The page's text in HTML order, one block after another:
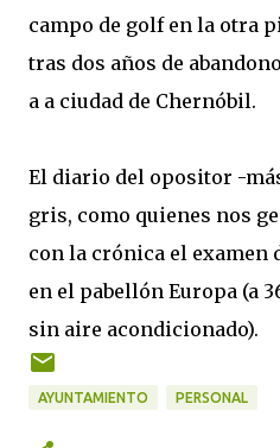
campo de golf en la otra
tras dos años de
a a ciudad de Chernóbil.
El diario del opositor -
gris, como quienes nos
con la crónica el examen
en el pabellón Europa (a
sin aire acondicionado).
AYUNTAMIENTO PERSONAL